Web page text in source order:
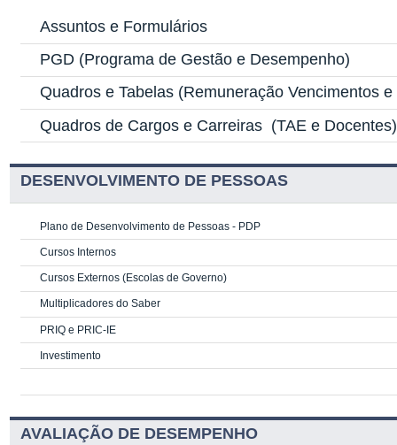
Assuntos e Formulários
PGD (Programa de Gestão e Desempenho)
Quadros e Tabelas (Remuneração Vencimentos
Quadros de Cargos e Carreiras (TAE e Docentes)
DESENVOLVIMENTO DE PESSOAS
Plano de Desenvolvimento de Pessoas - PDP
Cursos Internos
Cursos Externos (Escolas de Governo)
Multiplicadores do Saber
PRIQ e PRIC-IE
Investimento
AVALIAÇÃO DE DESEMPENHO